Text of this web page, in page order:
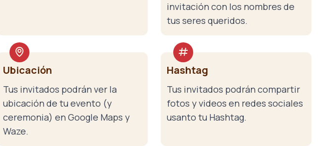
invitación con los nombres de
tus seres queridos.
Ubicación
Tus invitados podrán ver la
ubicación de tu evento (y
ceremonia) en Google Maps y
Waze.
Hashtag
Tus invitados podrán compartir
fotos y videos en redes sociales
usanto tu Hashtag.